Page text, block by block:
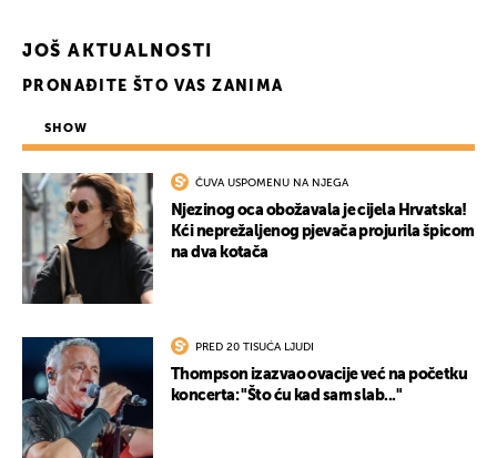
JOŠ AKTUALNOSTI
PRONAĐITE ŠTO VAS ZANIMA
SHOW
ČUVA USPOMENU NA NJEGA
Njezinog oca obožavala je cijela Hrvatska!
Kći neprežaljenog pjevača projurila špicom
na dva kotača
PRED 20 TISUĆA LJUDI
Thompson izazvao ovacije već na početku
koncerta: "Što ću kad sam slab..."
UKLJUČITE NOTIFIKACIJE